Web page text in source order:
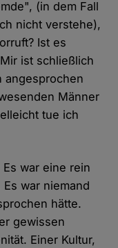
(in dem Fall
nicht verstehe),
Ist es
ist schließlich
angesprochen
Männer
tue ich
war eine rein
war niemand
hätte.
gewissen
Einer Kultur,